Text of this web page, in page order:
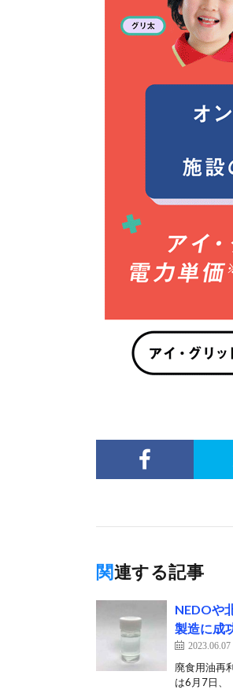
関連する記事
NEDOや
製造に成
2023.06.07
廃食用油再
は6月7日、